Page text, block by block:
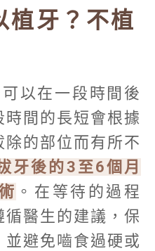
植牙？不植
以在一段時間後
間的長短會根據
的部位而有所不
牙後的3至6個月
。在等待的過程
醫生的建議，保
避免嚙食過硬或